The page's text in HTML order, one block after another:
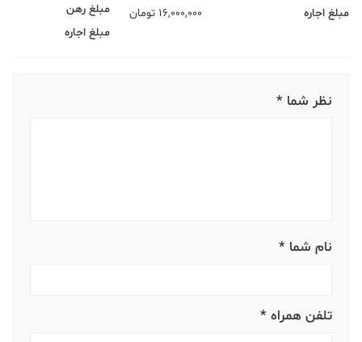
مبلغ اجاره
16,000,000 تومان
مبلغ رهن
مبلغ اجاره
نظر شما *
نام شما *
تلفن همراه *